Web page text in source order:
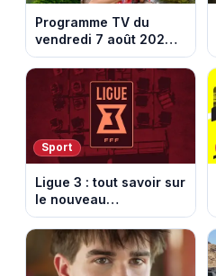
Programme TV du
vendredi 7 août 2026 :
notre sélection pour
votre soirée télé
Sport
Ligue 3 : tout savoir sur
le nouveau
championnat qui
succède au National